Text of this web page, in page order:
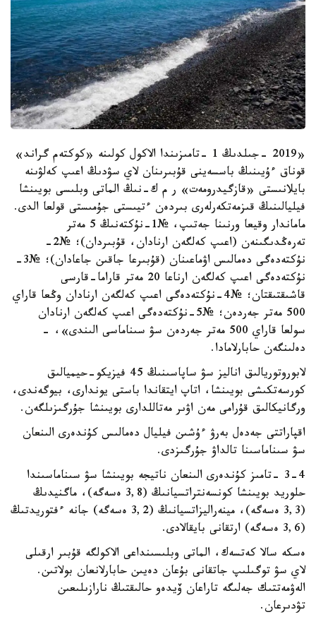
«2019 -جىلدىڭ 1 -تامىزىندا الاكول كولىنە «كوكتەم گراند»
قوناق ءۇيىنىڭ باسسەينى قۇبىرىنان لاي سۋدىڭ اعىپ كەلۋىنە
بايلانىستى «قازگيدرومەت» ر م ك-نىڭ الماتى وبلىسى بويىنشا
فيليالىنىڭ قىزمەتكەرلەرى بىردەن ءتيىستى جۇمىستى قولعا الدى.
ماماندار وقيعا ورنىنا جەتىپ، №1-نۇكتەنىڭ 5 مەتر
تەرەڭدىگىنەن (اعىپ كەلگەن ارنادان، قۇبىردان)؛ №2-
نۇكتەدەگى دەمالىس اۋماعىنان (قۇبىرعا جاقىن جاعادان)؛ №3-
نۇكتەدەگى اعىپ كەلگەن ارناعا 20 مەتر قاراما-قارسى
قاشىقتىقتان؛ №4-نۇكتەدەگى اعىپ كەلگەن ارنادان وڭعا قاراي
500 مەتر جەردەن؛ №5-نۇكتەدەگى اعىپ كەلگەن ارنادان
سولعا قاراي 500 مەتر جەردەن سۋ سىناماسى الىندى»، -
دەلىنگەن حابارلامادا.
لابوروتوريالىق اناليز سۋ ساپاسىنىڭ 45 فيزيكو-حيميالىق
كورسەتكىشى بويىنشا، اتاپ ايتقاندا باستى يوندارى، بيوگەندى،
ورگانيكالىق قۇرامى مەن اۋىر مەتاللدارى بويىنشا جۇرگىزىلگەن.
اقپاراتتى جەدەل بەرۋ ءۇشىن فيليال دەمالىس كۇندەرى الىنعان
سۋ سىناماسىنا تالداۋ جۇرگىزدى.
3-4 -تامىز كۇندەرى الىنعان ناتيجە بويىنشا سۋ سىناماسىندا
حلوريد بويىنشا كونسەنتراتسيانىڭ (3,8 ەسەگە)، ماگنيدىڭ
(3,3 ەسەگە)، مينەراليزاتسيانىڭ (3,2 ەسەگە) جانە ءفتوريدتىڭ
(3,6 ەسەگە) ارتقانى بايقالادى.
ەسكە سالا كەتسەك، الماتى وبلىسىنداعى الاكولگە قۇبىر ارقىلى
لاي سۋ توگىلىپ جاتقانى بۇعان دەيىن حابارلانعان بولاتىن.
الەۋمەتتىك جەلىگە تاراعان ۆيدەو حالىقتىڭ نارازىلىعىن
تۋدىرعان.